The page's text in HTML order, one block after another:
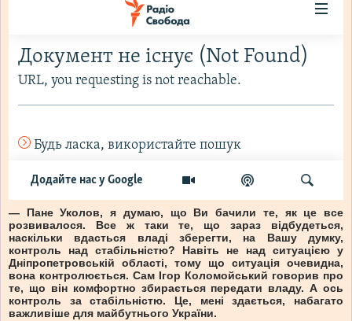
— Пане Уколов, я думаю, що Ви бачили те, як це все
розвивалося. Все ж таки те, що зараз відбудеться,
наскільки вдасться владі зберегти, на Вашу думку,
контроль над стабільністю? Навіть не над ситуацією у
Дніпропетровській області, тому що ситуація очевидна,
вона контролюється. Сам Ігор Коломойський говорив про
те, що він комфортно збирається передати владу. А ось
контроль за стабільністю. Це, мені здається, набагато
важливіше для майбутнього України.